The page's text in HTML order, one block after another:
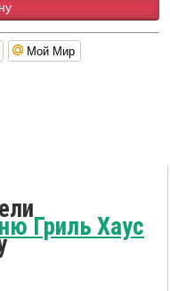
Мой Мир
Гриль Хаус